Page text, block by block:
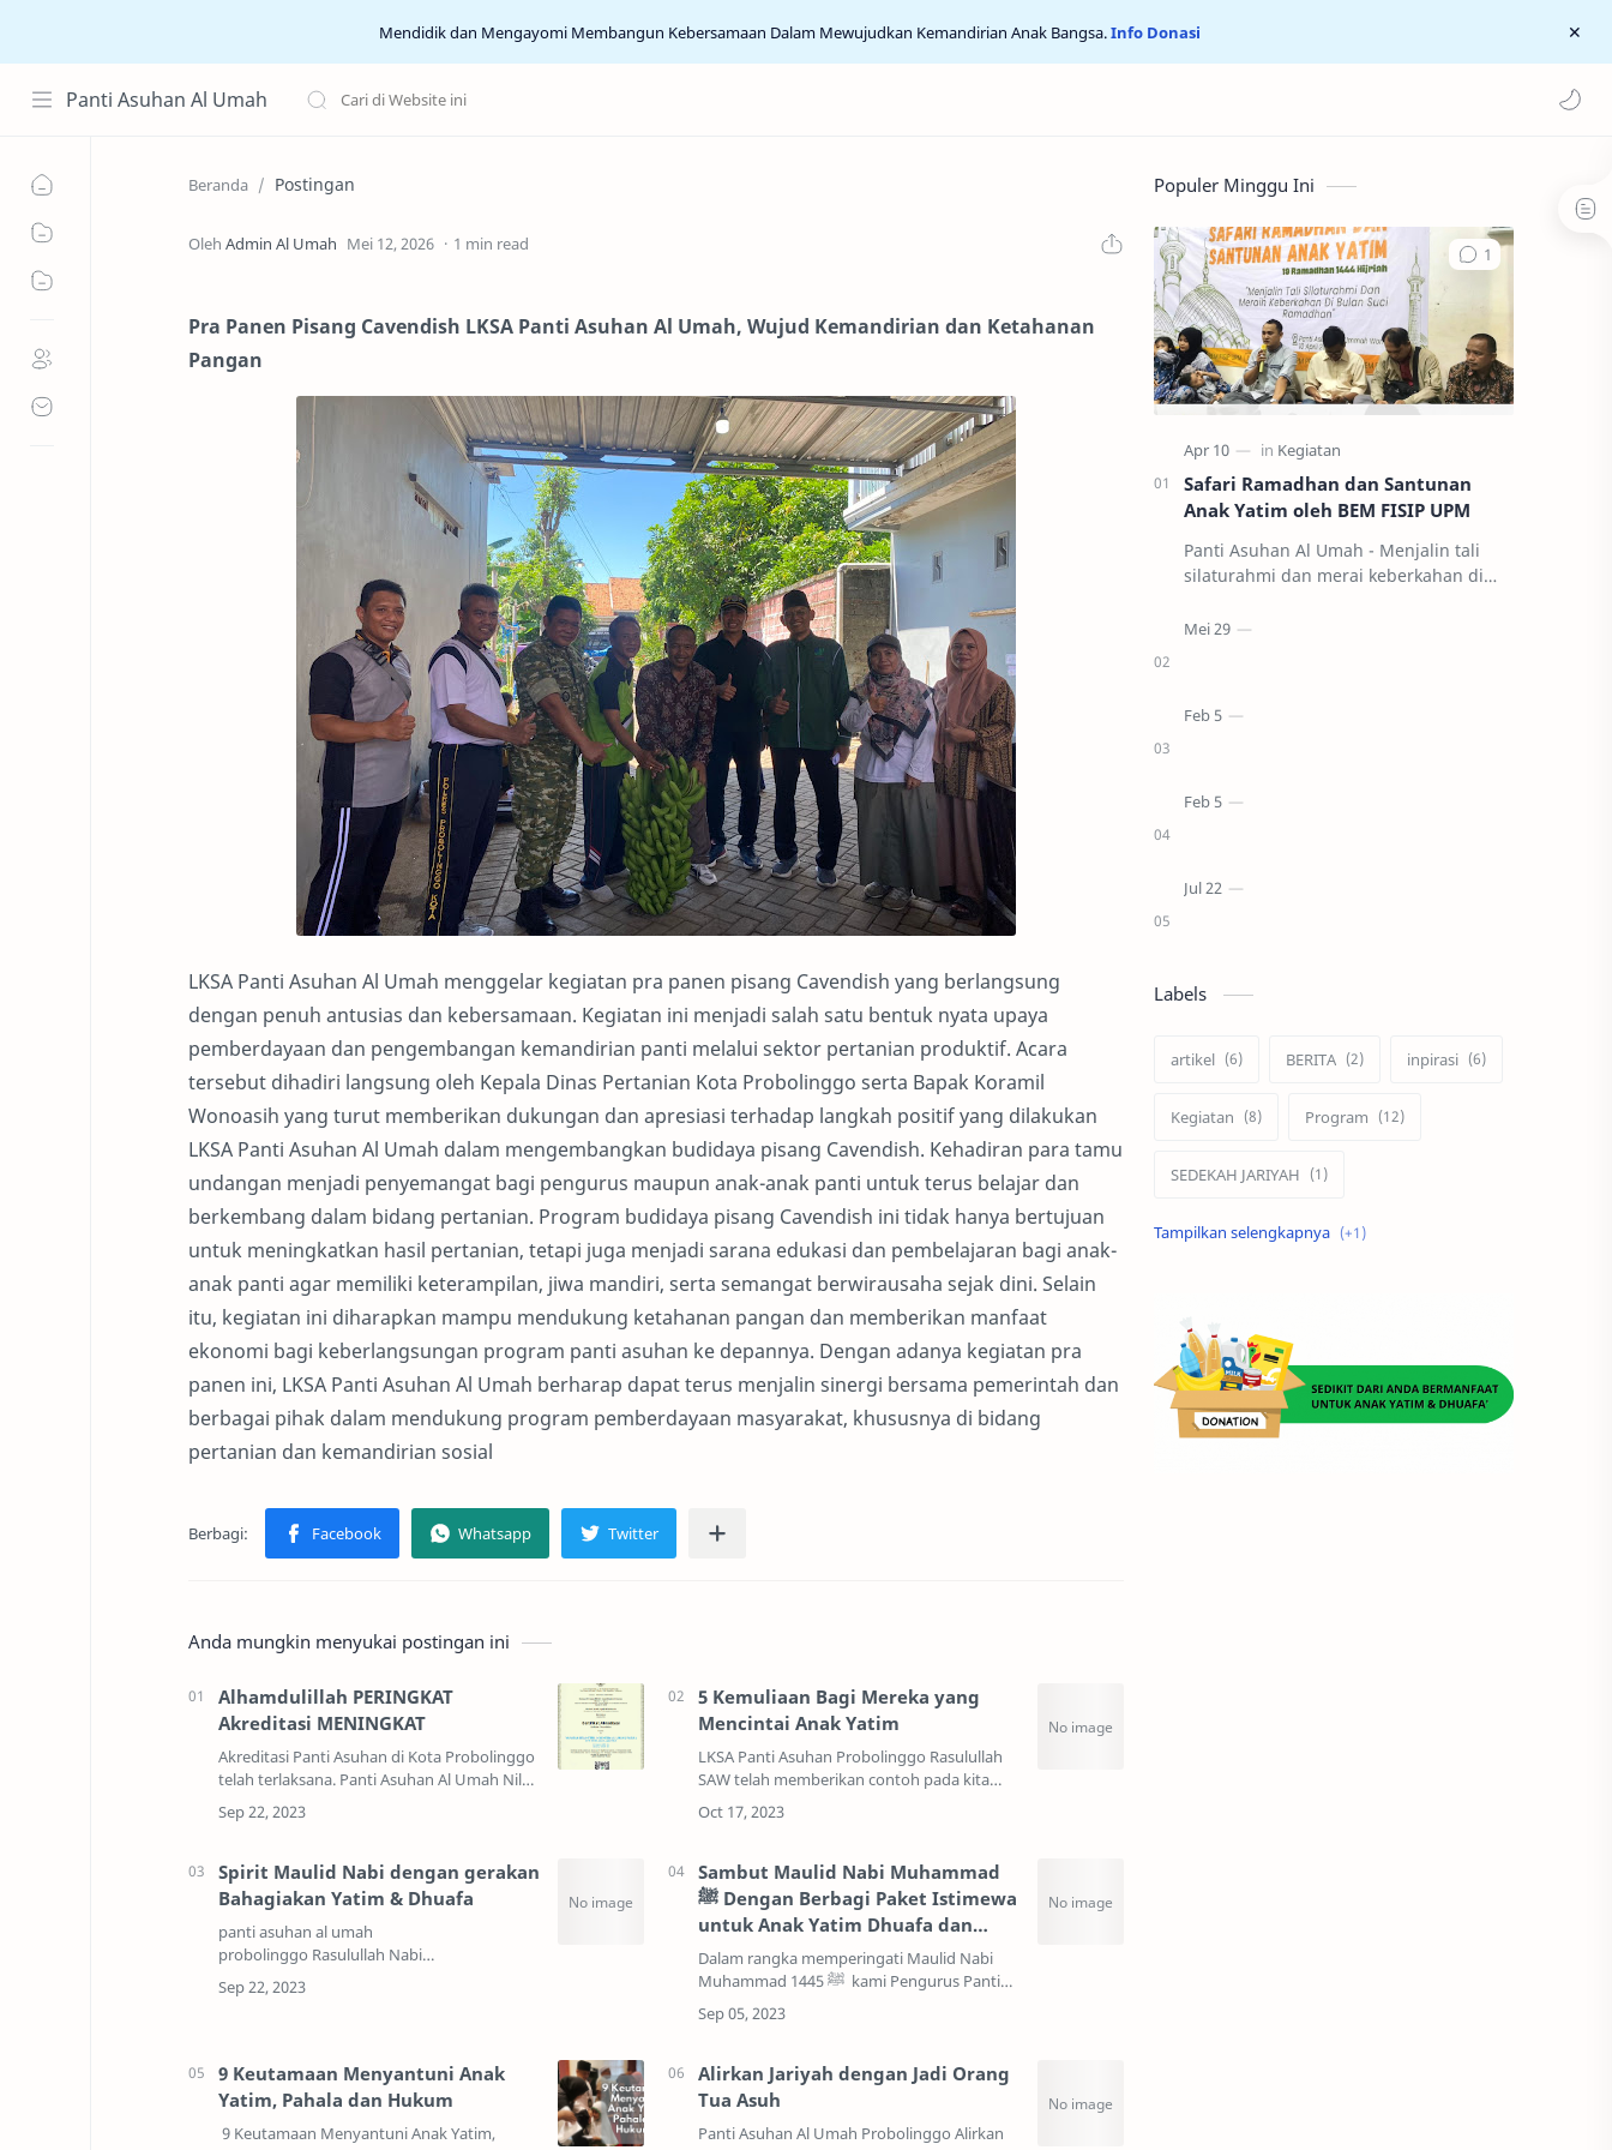
Mendidik dan Mengayomi Membangun Kebersamaan Dalam Mewujudkan Kemandirian Anak Bangsa.Info Donasi
Panti Asuhan Al Umah
Beranda Postingan
1 min read
Pra Panen Pisang Cavendish LKSA Panti Asuhan Al Umah, Wujud Kemandirian dan Ketahanan
Pangan
LKSA Panti Asuhan Al Umah menggelar kegiatan pra panen pisang Cavendish yang berlangsung
dengan penuh antusias dan kebersamaan. Kegiatan ini menjadi salah satu bentuk nyata upaya
pemberdayaan dan pengembangan kemandirian panti melalui sektor pertanian produktif. Acara
tersebut dihadiri langsung oleh Kepala Dinas Pertanian Kota Probolinggo serta Bapak Koramil
Wonoasih yang turut memberikan dukungan dan apresiasi terhadap langkah positif yang dilakukan
LKSA Panti Asuhan Al Umah dalam mengembangkan budidaya pisang Cavendish. Kehadiran para tamu
undangan menjadi penyemangat bagi pengurus maupun anak-anak panti untuk terus belajar dan
berkembang dalam bidang pertanian. Program budidaya pisang Cavendish ini tidak hanya bertujuan
untuk meningkatkan hasil pertanian, tetapi juga menjadi sarana edukasi dan pembelajaran bagi anak-
anak panti agar memiliki keterampilan, jiwa mandiri, serta semangat berwirausaha sejak dini. Selain
itu, kegiatan ini diharapkan mampu mendukung ketahanan pangan dan memberikan manfaat
ekonomi bagi keberlangsungan program panti asuhan ke depannya. Dengan adanya kegiatan pra
panen ini, LKSA Panti Asuhan Al Umah berharap dapat terus menjalin sinergi bersama pemerintah dan
berbagai pihak dalam mendukung program pemberdayaan masyarakat, khususnya di bidang
pertanian dan kemandirian sosial
Anda mungkin menyukai postingan ini
Alhamdulillah PERINGKAT
Akreditasi MENINGKAT
Akreditasi Panti Asuhan di Kota Probolinggo
telah terlaksana. Panti Asuhan Al Umah Nilai
Meningkat .AKREDITASI B PANTI ASUHAN AL
UMAH PROBOLINGGOAkreditasi ini
5 Kemuliaan Bagi Mereka yang
Mencintai Anak Yatim
LKSA Panti Asuhan Probolinggo Rasulullah
SAW telah memberikan contoh pada kita
untuk mencintai dan menyayangi anak
yatim, terlebih adalah mereka yang masih
Spirit Maulid Nabi dengan gerakan
Bahagiakan Yatim & Dhuafa
panti asuhan al umah
probolinggo Rasulullah Nabi
Muhammad Shallallahu alaihi
wasallam (SAW) bagi umat Islam di seluruh
Sambut Maulid Nabi Muhammad
ﷺ Dengan Berbagi Paket Istimewa
untuk Anak Yatim Dhuafa dan
Penghafal Qur'an 1445 H
Dalam rangka memperingati Maulid Nabi
Muhammad ﷺ 1445 kami Pengurus Panti
Asuhan Al Umah Probolinggo akan
mengadakan peringatan Maulid Nabi
9 Keutamaan Menyantuni Anak
Yatim, Pahala dan Hukum
9 Keutamaan Menyantuni Anak Yatim,
Alirkan Jariyah dengan Jadi Orang
Tua Asuh
Panti Asuhan Al Umah Probolinggo Alirkan
Populer Minggu Ini
Safari Ramadhan dan Santunan
Anak Yatim oleh BEM FISIP UPM
Panti Asuhan Al Umah - Menjalin tali
silaturahmi dan merai keberkahan di
melaksanakan kegiatan Safari
Labels
artikel BERITA inpirasi
Kegiatan Program
SEDEKAH JARIYAH
ZAKAT